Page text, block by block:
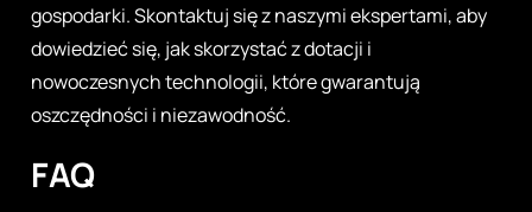
gospodarki. Skontaktuj się z naszymi ekspertami, aby
dowiedzieć się, jak skorzystać z dotacji i
nowoczesnych technologii, które gwarantują
oszczędności i niezawodność.
FAQ